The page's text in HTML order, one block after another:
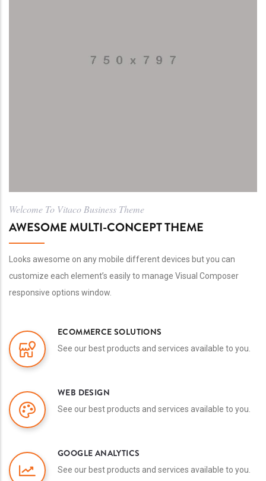
Welcome To Vitaco Business Theme
AWESOME MULTI-CONCEPT THEME
Looks awesome on any mobile different devices but you can
customize each element’s easily to manage Visual Composer
responsive options window.
ECOMMERCE SOLUTIONS
See our best products and services available to you.
WEB DESIGN
See our best products and services available to you.
GOOGLE ANALYTICS
See our best products and services available to you.